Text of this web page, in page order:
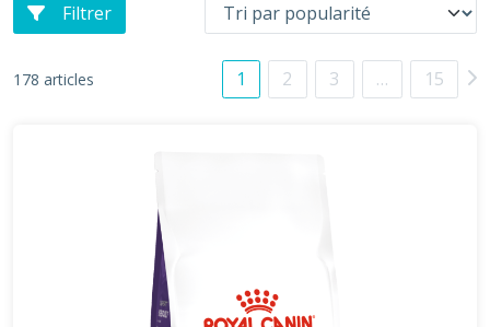
Filtrer
178 articles 1 2 3 … 15